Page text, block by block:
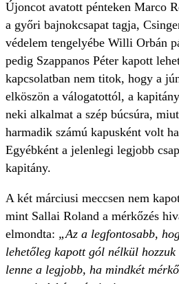
Újoncot avatott pénteken Marco
a győri bajnokcsapat tagja,
védelem tengelyébe Willi Orbán
pedig Szappanos Péter kapott
kapcsolatban nem titok, hogy a
elköszön a válogatottól, a
neki alkalmat a szép búcsúra,
harmadik számú kapusként volt
Egyébként a jelenlegi legjobb
kapitány.
A két márciusi meccsen nem
mint Sallai Roland a mérkőzés
elmondta: „Az a legfontosabb,
lehetőleg kapott gól nélkül hozzuk
lenne a legjobb, ha mindkét